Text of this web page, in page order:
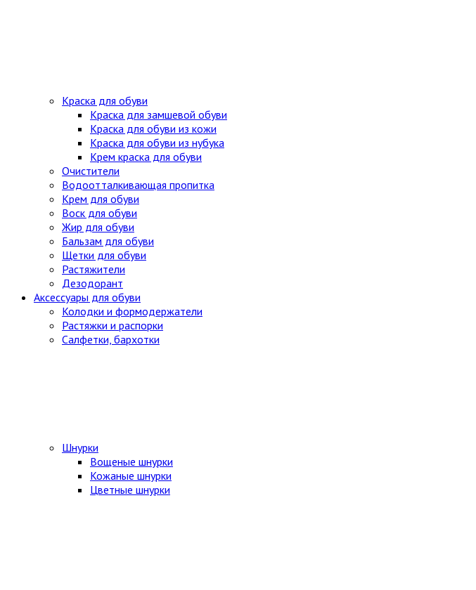
Краска для обуви
Краска для замшевой обуви
Краска для обуви из кожи
Краска для обуви из нубука
Крем краска для обуви
Очистители
Водоотталкивающая пропитка
Крем для обуви
Воск для обуви
Жир для обуви
Бальзам для обуви
Щетки для обуви
Растяжители
Дезодорант
Аксессуары для обуви
Колодки и формодержатели
Растяжки и распорки
Салфетки, бархотки
Шнурки
Вощеные шнурки
Кожаные шнурки
Цветные шнурки